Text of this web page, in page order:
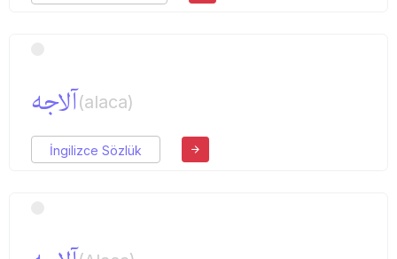
آلاجه(alaca)
İngilizce Sözlük